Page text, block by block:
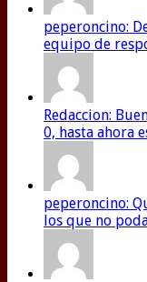
peperoncino:
equipo de
Redaccion:
0, hasta ahora
peperoncino:
los que no